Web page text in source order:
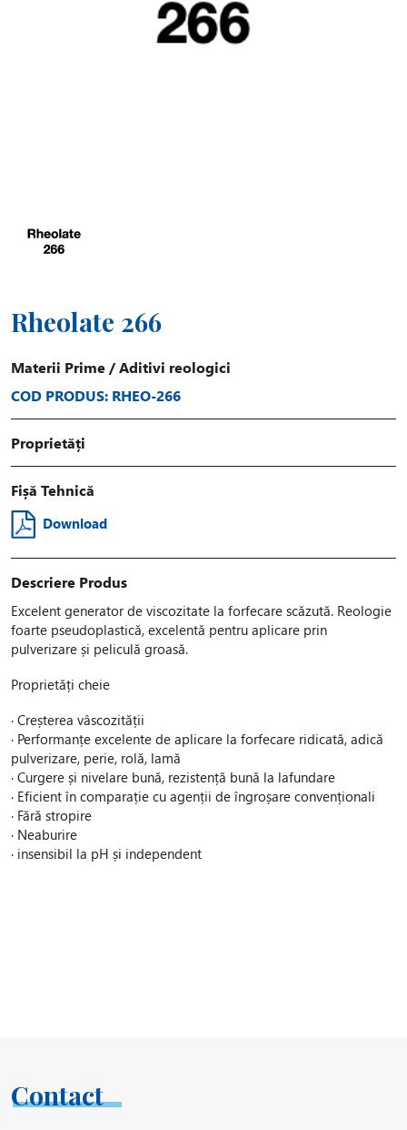
Rheolate 266
Materii Prime /Aditivi reologici
COD PRODUS: RHEO-266
Proprietăți
Fișă Tehnică
Download
Descriere Produs
Excelent generator de viscozitate la forfecare scăzută. Reologie
foarte pseudoplastică, excelentă pentru aplicare prin
pulverizare și peliculă groasă.
Proprietăți cheie
· Creșterea vâscozității
· Performanțe excelente de aplicare la forfecare ridicată, adică
pulverizare, perie, rolă, lamă
· Curgere și nivelare bună, rezistență bună la lafundare
· Eficient în comparație cu agenții de îngroșare convenționali
· Fără stropire
· Neaburire
· insensibil la pH și independent
Contact